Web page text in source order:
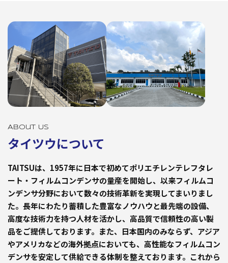
About Us
タイツウについて
TAITSUは、1957年に日本で初めてポリエチレンテレフタレ
ート・フィルムコンデンサの量産を開始し、以来フィルムコ
ンデンサ分野において数々の技術革新を実現してまいりまし
た。長年にわたり蓄積した豊富なノウハウと最先端の設備、
高度な技術力を持つ人材を活かし、高品質で信頼性の高い製
品をご提供しております。また、日本国内のみならず、アジア
やアメリカなどの海外拠点においても、高性能なフィルムコン
デンサを安定して供給できる体制を整えております。これから